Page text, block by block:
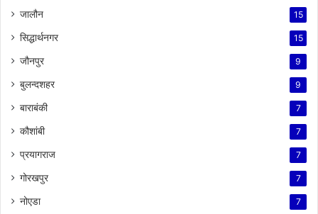
जालौन 15
सिद्धार्थनगर 15
जौनपुर 9
बुलन्दशहर 9
बाराबंकी 7
कौशांबी 7
प्रयागराज 7
गोरखपुर 7
नोएडा 7